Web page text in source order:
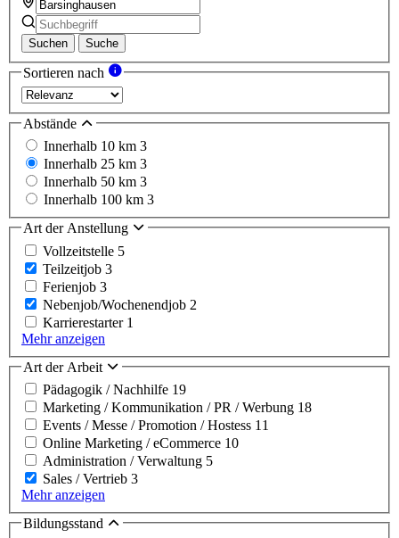
Suchen Suche
Sortieren nach
Abstände
Innerhalb 10 km 3
Innerhalb 25 km 3
Innerhalb 50 km 3
Innerhalb 100 km 3
Art der Anstellung
Vollzeitstelle 5
Teilzeitjob 3
Ferienjob 3
Nebenjob/Wochenendjob 2
Karrierestarter 1
Mehr anzeigen
Art der Arbeit
Pädagogik / Nachhilfe 19
Marketing / Kommunikation / PR / Werbung 18
Events / Messe / Promotion / Hostess 11
Online Marketing / eCommerce 10
Administration / Verwaltung 5
Sales / Vertrieb 3
Mehr anzeigen
Bildungsstand